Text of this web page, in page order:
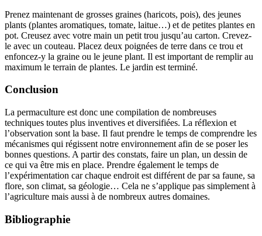
Prenez maintenant de grosses graines (haricots, pois), des jeunes
plants (plantes aromatiques, tomate, laitue…) et de petites plantes en
pot. Creusez avec votre main un petit trou jusqu’au carton. Crevez-
le avec un couteau. Placez deux poignées de terre dans ce trou et
enfoncez-y la graine ou le jeune plant. Il est important de remplir au
maximum le terrain de plantes. Le jardin est terminé.
Conclusion
La permaculture est donc une compilation de nombreuses
techniques toutes plus inventives et diversifiées. La réflexion et
l’observation sont la base. Il faut prendre le temps de comprendre les
mécanismes qui régissent notre environnement afin de se poser les
bonnes questions. A partir des constats, faire un plan, un dessin de
ce qui va être mis en place. Prendre également le temps de
l’expérimentation car chaque endroit est différent de par sa faune, sa
flore, son climat, sa géologie… Cela ne s’applique pas simplement à
l’agriculture mais aussi à de nombreux autres domaines.
Bibliographie